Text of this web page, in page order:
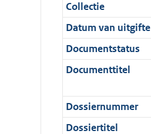
i
e
i
n
o
r
m
4
4
K
b
t
i
e
i
f
o
r
:
9
K
b
a
t
i
e
n
f
o
e
:
8
K
c
a
t
i
i
n
f
t
e
:
4
b
Collectie
Datum van uitgifte
Documentstatus
Documenttitel
Dossiernummer
Dossiertitel